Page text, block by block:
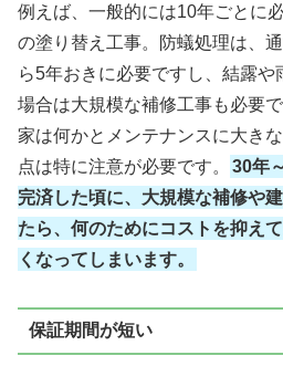
例えば、一般的には10年ごとに
の塗り替え工事。防蟻処理は、
ら5年おきに必要ですし、結露
場合は大規模な補修工事も必要で
家は何かとメンテナンスに大き
点は特に注意が必要です。
30年
完済した頃に、大規模な補修や
たら、何のためにコストを抑え
くなってしまいます。
保証期間が短い